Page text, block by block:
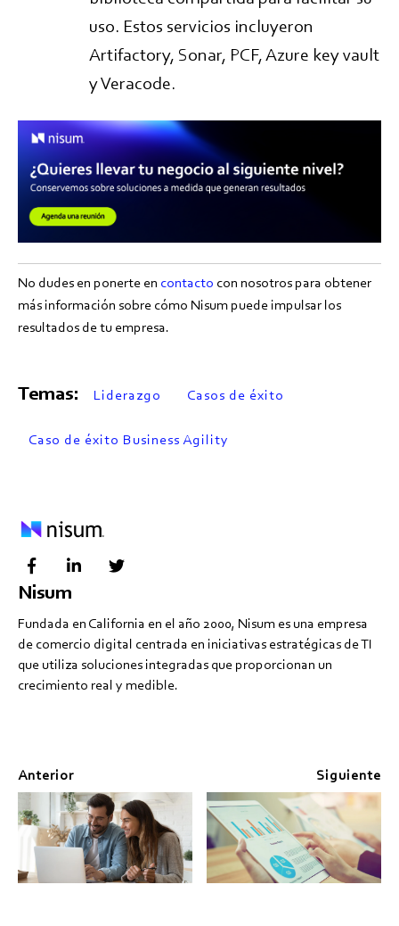
uso. Estos servicios incluyeron
Artifactory, Sonar, PCF, Azure key vault
y Veracode.
No dudes en ponerte en contacto con nosotros para obtener
más información sobre cómo Nisum puede impulsar los
resultados de tu empresa.
Temas: Liderazgo Casos de éxito
Caso de éxito Business Agility
Nisum
Fundada en California en el año 2000, Nisum es una empresa
de comercio digital centrada en iniciativas estratégicas de TI
que utiliza soluciones integradas que proporcionan un
crecimiento real y medible.
Anterior Siguiente